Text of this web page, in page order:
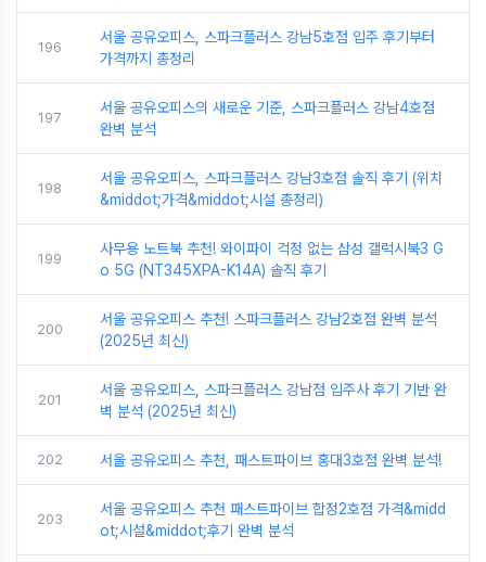
196
서울 공유오피스, 스파크플러스 강남5호점 입주 후기부터
가격까지 총정리
197
서울 공유오피스의 새로운 기준, 스파크플러스 강남4호점
완벽 분석
198
서울 공유오피스, 스파크플러스 강남3호점 솔직 후기 (위치
&middot;가격&middot;시설 총정리)
199
사무용 노트북 추천! 와이파이 걱정 없는 삼성 갤럭시북3 G
o 5G (NT345XPA-K14A) 솔직 후기
200
서울 공유오피스 추천! 스파크플러스 강남2호점 완벽 분석
(2025년 최신)
201
서울 공유오피스, 스파크플러스 강남점 입주사 후기 기반 완
벽 분석 (2025년 최신)
202 서울 공유오피스 추천, 패스트파이브 홍대3호점 완벽 분석!
203
서울 공유오피스 추천 패스트파이브 합정2호점 가격&midd
ot;시설&middot;후기 완벽 분석